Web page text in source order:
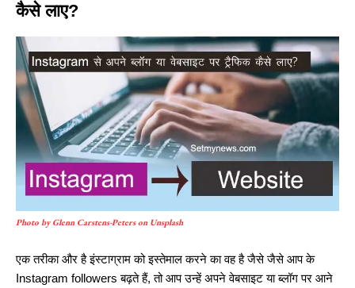
कैसे लाए?
Photo by Glenn Carstens-Peters on Unsplash
एक तरीका और है इंस्टाग्राम को इस्तेमाल करने का वह है जैसे जैसे आप के
Instagram followers बढ़ते हैं, तो आप उन्हें अपने वेबसाइट या ब्लॉग पर आने